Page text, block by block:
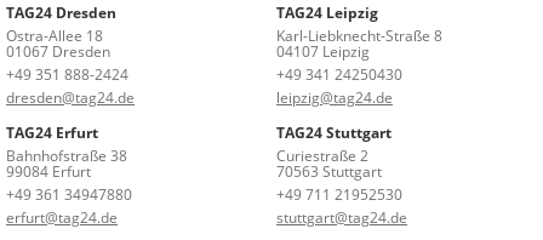
TAG24 Dresden
Ostra-Allee 18
01067 Dresden
+49 351 888-2424
dresden@tag24.de
TAG24 Leipzig
Karl-Liebknecht-Straße 8
04107 Leipzig
+49 341 24250430
leipzig@tag24.de
TAG24 Erfurt
Bahnhofstraße 38
99084 Erfurt
+49 361 34947880
erfurt@tag24.de
TAG24 Stuttgart
Curiestraße 2
70563 Stuttgart
+49 711 21952530
stuttgart@tag24.de